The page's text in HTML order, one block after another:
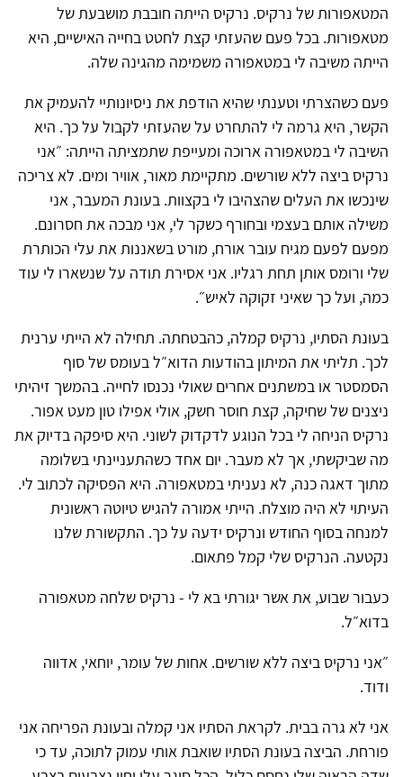
המטאפורות של נרקיס. נרקיס הייתה חובבת מושבעת של
מטאפורות. בכל פעם שהעזתי קצת לחטט בחייה האישיים, היא
הייתה משיבה לי במטאפורה משמימה מהגינה שלה.
פעם כשהצרתי וטענתי שהיא הודפת את ניסיונותיי להעמיק את
הקשר, היא גרמה לי להתחרט על שהעזתי לקבול על כך. היא
השיבה לי במטאפורה ארוכה ומעייפת שתמציתה הייתה: ״אני
נרקיס ביצה ללא שורשים. מתקיימת מאור, אוויר ומים. לא צריכה
שינכשו את העלים שהצהיבו לי בקצוות. בעונת המעבר, אני
משילה אותם בעצמי ובחורף כשקר לי, אני מבכה את חסרונם.
מפעם לפעם מגיח עובר אורח, מורט בשאננות את עלי הכותרת
שלי ורומס אותן תחת רגליו. אני אסירת תודה על שנשארו לי עוד
כמה, ועל כך שאיני זקוקה לאיש״.
בעונת הסתיו, נרקיס קמלה, כהבטחתה. תחילה לא הייתי ערנית
לכך. תליתי את המיתון בהודעות הדוא״ל בעומס של סוף
הסמסטר או במשתנים אחרים שאולי נכנסו לחייה. בהמשך זיהיתי
ניצנים של שחיקה, קצת חוסר חשק, אולי אפילו טון מעט אפור.
נרקיס הניחה לי בכל הנוגע לדקדוק לשוני. היא סיפקה בדיוק את
מה שביקשתי, אך לא מעבר. יום אחד כשהתעניינתי בשלומה
מתוך דאגה כנה, לא נעניתי במטאפורה. היא הפסיקה לכתוב לי.
העיתוי לא היה מוצלח. הייתי אמורה להגיש טיוטה ראשונית
למנחה בסוף החודש ונרקיס ידעה על כך. התקשורת שלנו
נקטעה. הנרקיס שלי קמל פתאום.
כעבור שבוע, את אשר יגורתי בא לי - נרקיס שלחה מטאפורה
בדוא״ל.
״אני נרקיס ביצה ללא שורשים. אחות של עומר, יוחאי, אדווה
ודוד.
אני לא גרה בבית. לקראת הסתיו אני קמלה ובעונת הפריחה אני
פורחת. הביצה בעונת הסתיו שואבת אותי עמוק לתוכה, עד כי